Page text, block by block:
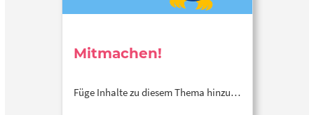
Mitmachen!
Füge Inhalte zu diesem Thema hinzu…